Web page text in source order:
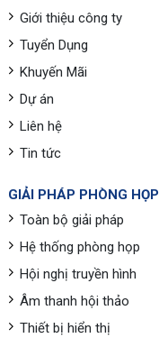
Giới thiệu công ty
Tuyển Dụng
Khuyến Mãi
Dự án
Liên hệ
Tin tức
GIẢI PHÁP PHÒNG HỌP
Toàn bộ giải pháp
Hệ thống phòng họp
Hội nghị truyền hình
Âm thanh hội thảo
Thiết bị hiển thị